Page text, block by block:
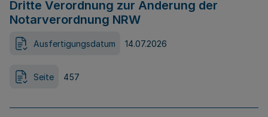
Dritte Verordnung zur Änderung der
Notarverordnung NRW
Ausfertigungsdatum 14.07.2026
Seite 457